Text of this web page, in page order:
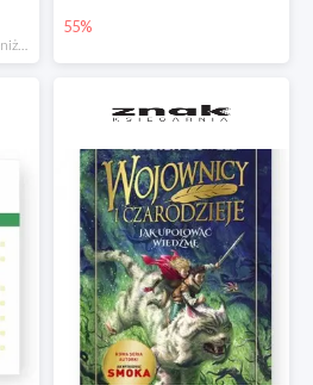
*najniższa cena z 30 dni przed obniżką
55%